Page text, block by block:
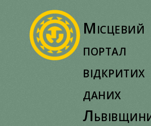
Місцевий
портал
відкритих
даних